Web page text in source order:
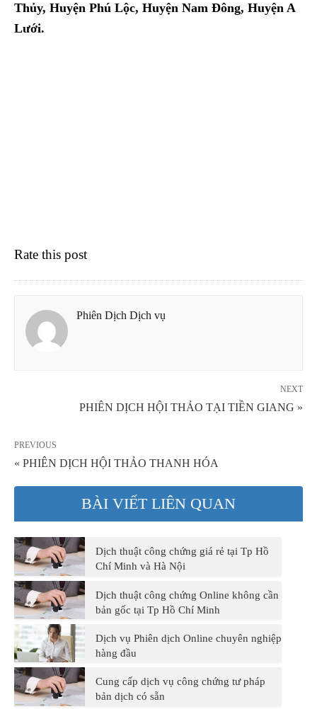
Thủy, Huyện Phú Lộc, Huyện Nam Đông, Huyện A
Lưới.
Rate this post
Phiên Dịch Dịch vụ
NEXT
PHIÊN DỊCH HỘI THẢO TẠI TIỀN GIANG »
PREVIOUS
« PHIÊN DỊCH HỘI THẢO THANH HÓA
BÀI VIẾT LIÊN QUAN
Dịch thuật công chứng giá rẻ tại Tp Hồ
Chí Minh và Hà Nội
Dịch thuật công chứng Online không cần
bản gốc tại Tp Hồ Chí Minh
Dịch vụ Phiên dịch Online chuyên nghiệp
hàng đầu
Cung cấp dịch vụ công chứng tư pháp
bản dịch có sẵn